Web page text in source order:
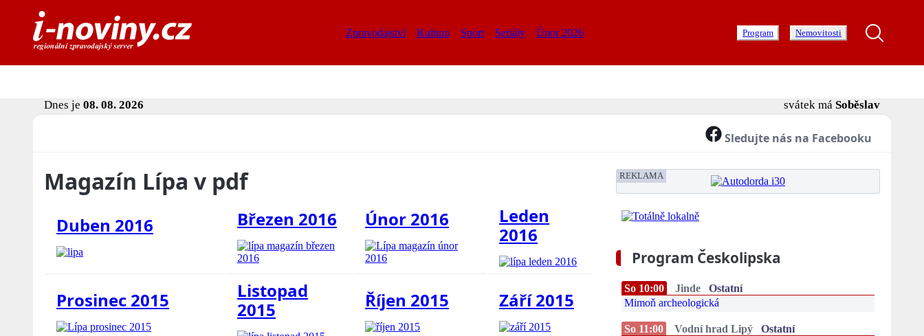
Zpravodajství Kultura Sport Seriály Únor 2026 Program Nemovitosti
Dnes je 08. 08. 2026 svátek má Soběslav
Sledujte nás na Facebooku
Magazín Lípa v pdf
Duben 2016 Březen 2016 Únor 2016
Leden
2016
Prosinec 2015
Listopad
2015
Říjen 2015 Září 2015
REKLAMA
Program Českolipska
So 10:00 Jinde
Ostatní
Mimoň archeologická
So 11:00 Vodní hrad Lipý
Ostatní